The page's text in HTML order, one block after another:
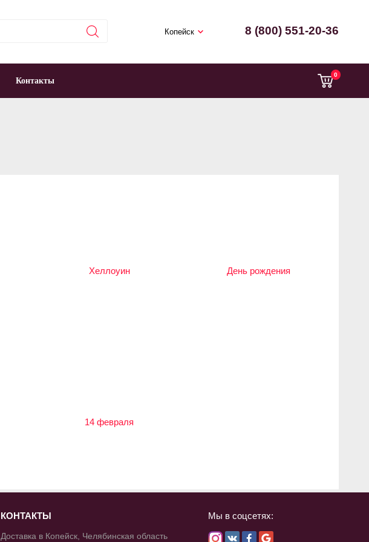
Копейск 8 (800) 551-20-36
0
Контакты
Хеллоуин День рождения
14 февраля
КОНТАКТЫ
Доставка в Копейск, Челябинская область
Мы в соцсетях: